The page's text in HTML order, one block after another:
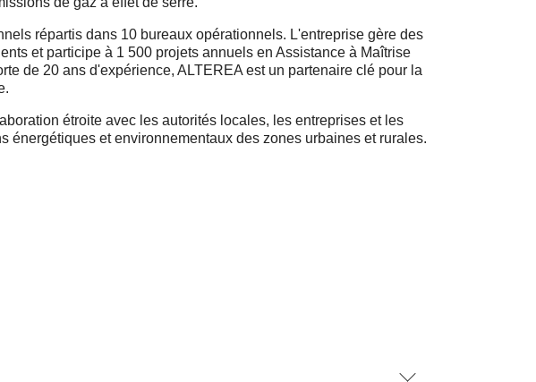
répartis dans 10 bureaux opérationnels. L'entreprise gère des
et participe à 1 500 projets annuels en Assistance à Maîtrise
de 20 ans d'expérience, ALTEREA est un partenaire clé pour la
étroite avec les autorités locales, les entreprises et les
et environnementaux des zones urbaines et rurales.